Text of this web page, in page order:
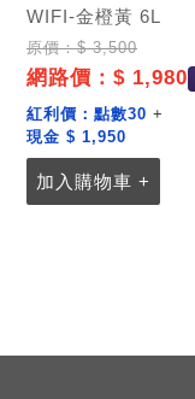
WIFI-金橙黃 6L
原價：$ 3,500
網路價：$ 1,980
紅利價： 點數30 +
現金 $ 1,950
加入購物車 +